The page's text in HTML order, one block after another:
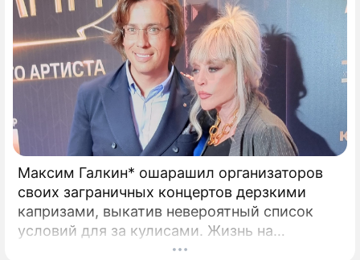
Максим Галкин* ошарашил организаторов
своих заграничных концертов дерзкими
капризами, выкатив невероятный список
условий для за кулисами. Жизнь на
чужбине, похоже, заставила беглого